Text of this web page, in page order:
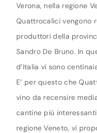
Verona, nella regione
Quattrocalici vengono
produttori della
Sandro De Bruno. In
d’Italia vi sono
E’ per questo che
vino da recensire
cantine più
regione Veneto, vi